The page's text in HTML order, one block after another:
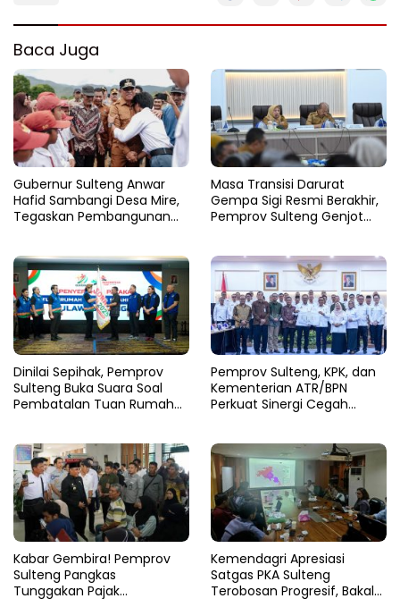
Baca Juga
Gubernur Sulteng Anwar
Hafid Sambangi Desa Mire,
Tegaskan Pembangunan
Masa Transisi Darurat
Gempa Sigi Resmi Berakhir,
Pemprov Sulteng Genjot
Dinilai Sepihak, Pemprov
Sulteng Buka Suara Soal
Pembatalan Tuan Rumah
Pemprov Sulteng, KPK, dan
Kementerian ATR/BPN
Perkuat Sinergi Cegah
Kabar Gembira! Pemprov
Sulteng Pangkas
Tunggakan Pajak
Kemendagri Apresiasi
Satgas PKA Sulteng
Terobosan Progresif, Bakal